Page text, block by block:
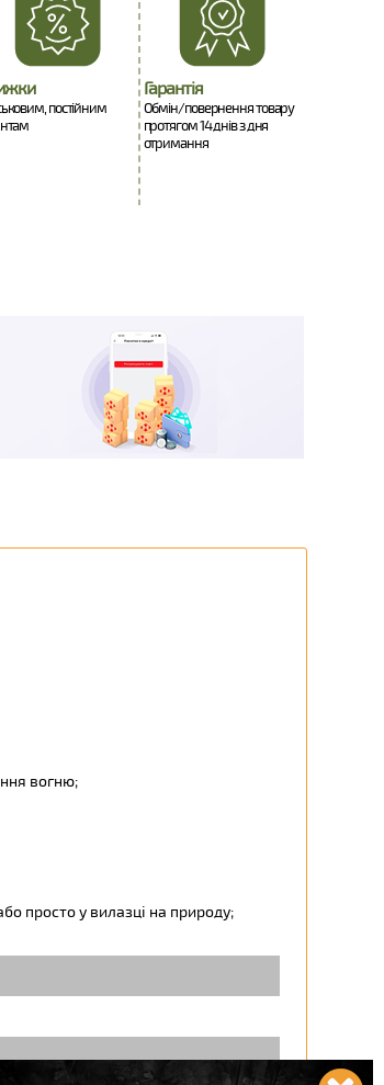
постійним
Гарантія
Обмін/повернення товару
протягом 14 днів з дня
отримання
вогню;
просто у вилазці на природу;